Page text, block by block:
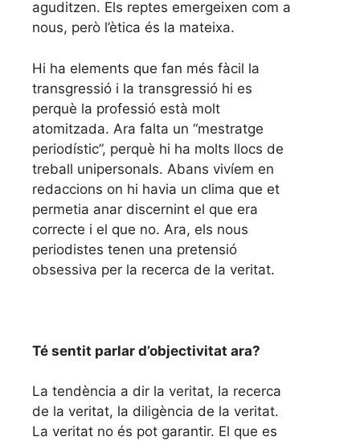
aguditzen. Els reptes emergeixen com a
nous, però l’ètica és la mateixa.
Hi ha elements que fan més fàcil la
transgressió i la transgressió hi es
perquè la professió està molt
atomitzada. Ara falta un “mestratge
periodístic”, perquè hi ha molts llocs de
treball unipersonals. Abans vivíem en
redaccions on hi havia un clima que et
permetia anar discernint el que era
correcte i el que no. Ara, els nous
periodistes tenen una pretensió
obsessiva per la recerca de la veritat.
Té sentit parlar d’objectivitat ara?
La tendència a dir la veritat, la recerca
de la veritat, la diligència de la veritat.
La veritat no és pot garantir. El que es